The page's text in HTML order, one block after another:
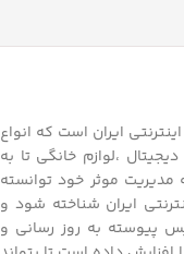
ایران است که انواع
،لوازم خانگی تا به
موثر خود توانسته
ایران شناخته شود و
پیوسته به روز رسانی و